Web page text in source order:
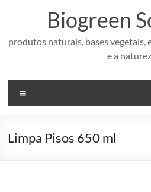
conteúdo
Biogreen
produtos naturais, bases vegetais,
e a
Limpa Pisos 650 ml